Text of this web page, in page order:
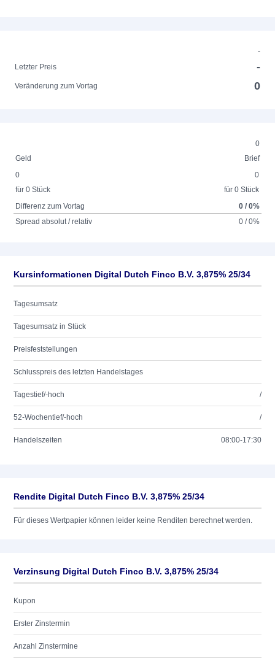
-
Letzter Preis
-
Veränderung zum Vortag 0
0
Geld
Brief
0
für 0 Stück
0
für 0 Stück
Differenz zum Vortag
0 / 0%
Spread absolut / relativ
0 / 0%
Kursinformationen Digital Dutch Finco B.V. 3,875% 25/34
Tagesumsatz
Tagesumsatz in Stück
Preisfeststellungen
Schlusspreis des letzten Handelstages
Tagestief/-hoch /
52-Wochentief/-hoch /
Handelszeiten 08:00-17:30
Rendite Digital Dutch Finco B.V. 3,875% 25/34
Für dieses Wertpapier können leider keine Renditen berechnet werden.
Verzinsung Digital Dutch Finco B.V. 3,875% 25/34
Kupon
Erster Zinstermin
Anzahl Zinstermine